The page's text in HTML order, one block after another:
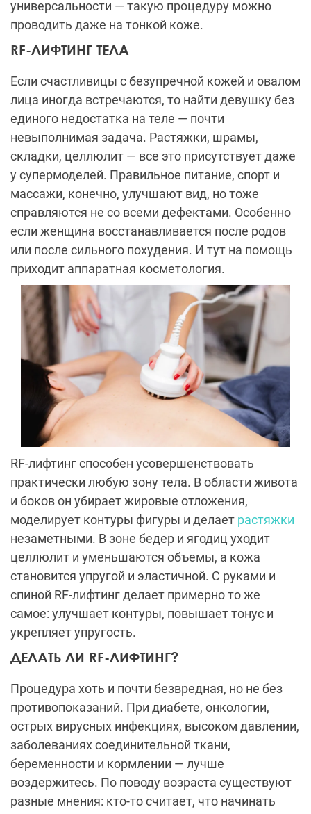
универсальности — такую процедуру можно
проводить даже на тонкой коже.
RF-ЛИФТИНГ ТЕЛА
Если счастливицы с безупречной кожей и овалом
лица иногда встречаются, то найти девушку без
единого недостатка на теле — почти
невыполнимая задача. Растяжки, шрамы,
складки, целлюлит — все это присутствует даже
у супермоделей. Правильное питание, спорт и
массажи, конечно, улучшают вид, но тоже
справляются не со всеми дефектами. Особенно
если женщина восстанавливается после родов
или после сильного похудения. И тут на помощь
приходит аппаратная косметология.
RF-лифтинг способен усовершенствовать
практически любую зону тела. В области живота
и боков он убирает жировые отложения,
моделирует контуры фигуры и делает растяжки
незаметными. В зоне бедер и ягодиц уходит
целлюлит и уменьшаются объемы, а кожа
становится упругой и эластичной. С руками и
спиной RF-лифтинг делает примерно то же
самое: улучшает контуры, повышает тонус и
укрепляет упругость.
ДЕЛАТЬ ЛИ RF-ЛИФТИНГ?
Процедура хоть и почти безвредная, но не без
противопоказаний. При диабете, онкологии,
острых вирусных инфекциях, высоком давлении,
заболеваниях соединительной ткани,
беременности и кормлении — лучше
воздержитесь. По поводу возраста существуют
разные мнения: кто-то считает, что начинать